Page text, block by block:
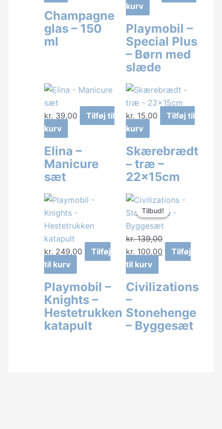
Champagne
glas – 150
ml
kurv
Playmobil –
Special Plus
– Børn med
slæde
kr. 39,00
Tilføj til
kurv
Elina –
Manicure
sæt
kr. 15,00
Tilføj til
kurv
Skærebrædt
– træ –
22x15cm
kr. 249,00
Tilføj
til kurv
Playmobil –
Knights –
Hestetrukken
katapult
Tilbud!
Tilbud!
kr.139,00
Den
oprindelige
pris
var:
kr. 139,00.
kr. 100,00 Den
aktuelle
er:
Tilføj
til kurv
Civilizations
–
Stonehenge
– Byggesæt